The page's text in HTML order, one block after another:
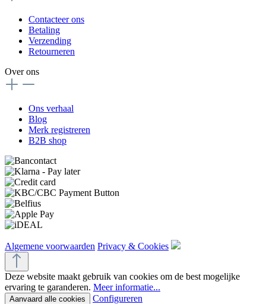
Contacteer ons
Betaling
Verzending
Retourneren
Over ons
Ons verhaal
Blog
Merk registreren
B2B shop
Algemene voorwaarden Privacy & Cookies
Deze website maakt gebruik van cookies om de best mogelijke
ervaring te garanderen. Meer informatie...
Aanvaard alle cookies Configureren